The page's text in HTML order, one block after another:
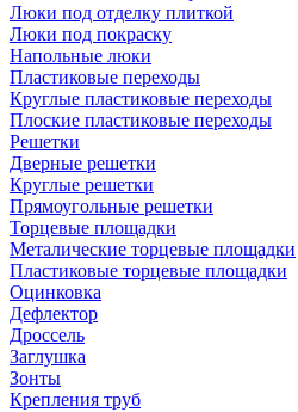
Люки под отделку плиткой
Люки под покраску
Напольные люки
Пластиковые переходы
Круглые пластиковые переходы
Плоские пластиковые переходы
Решетки
Дверные решетки
Круглые решетки
Прямоугольные решетки
Торцевые площадки
Металические торцевые площадки
Пластиковые торцевые площадки
Оцинковка
Дефлектор
Дроссель
Заглушка
Зонты
Крепления труб